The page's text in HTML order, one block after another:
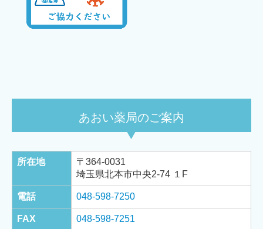
あおい薬局のご案内
所在地
〒364-0031
埼玉県北本市中央2-74 １F
電話 048-598-7250
FAX 048-598-7251